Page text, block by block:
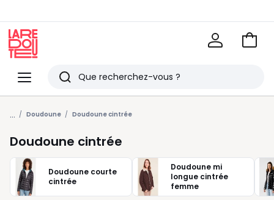
Menu
Redoute
Rechercher
Derniers
articles
vus
Voir
... Doudoune Doudoune cintrée
Doudoune cintrée
Doudoune courte
cintrée
Doudoune mi
longue cintrée
femme